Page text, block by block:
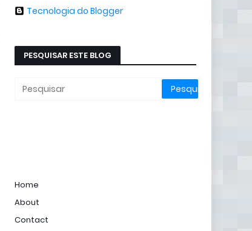
Tecnologia do Blogger
PESQUISAR ESTE BLOG
Home
About
Contact